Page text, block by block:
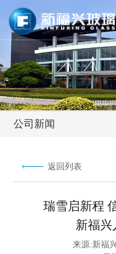
公司新闻
返回列表
瑞雪启新程
新福兴
来源:新福